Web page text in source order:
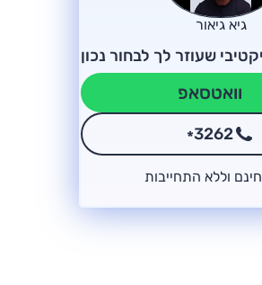
גיא גיאור
שעוזר לך לבחור נכון
וואטסאפ
*3262
וללא התחייבות